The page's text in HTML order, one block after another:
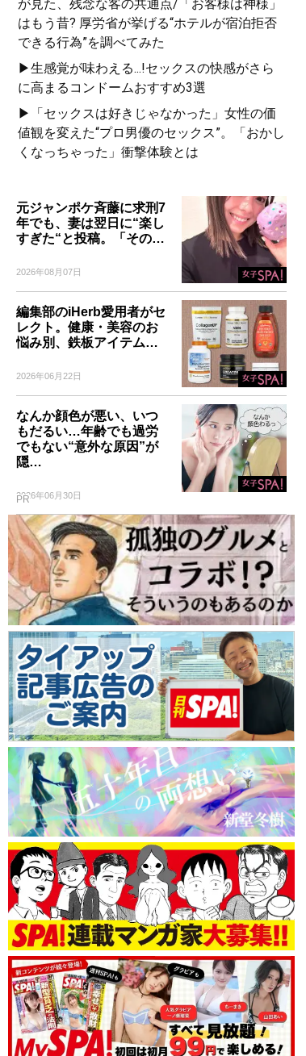
が見た、残念な客の共通点/「お客様は神様」
はもう昔? 厚労省が挙げる“ホテルが宿泊拒否
できる行為”を調べてみた
▶生感覚が味わえる...!セックスの快感がさら
に高まるコンドームおすすめ3選
▶「セックスは好きじゃなかった」女性の価
値観を変えた“プロ男優のセックス”。「おかし
くなっちゃった」衝撃体験とは
元ジャンポケ斉藤に求刑7
年でも、妻は翌日に“楽し
すぎた“と投稿。「その…
2026年08月07日
編集部のiHerb愛用者がセ
レクト。健康・美容のお
悩み別、鉄板アイテム…
2026年06月22日
なんか顔色が悪い、いつ
もだるい…年齢でも過労
でもない“意外な原因”が
隠…
2026年06月30日
PR